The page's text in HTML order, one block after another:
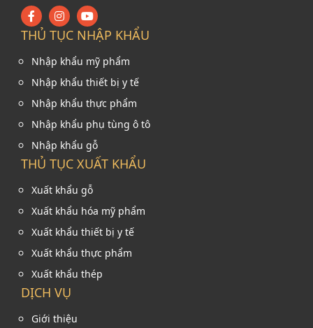
THỦ TỤC NHẬP KHẨU
Nhập khẩu mỹ phẩm
Nhập khẩu thiết bị y tế
Nhập khẩu thực phẩm
Nhập khẩu phụ tùng ô tô
Nhập khẩu gỗ
THỦ TỤC XUẤT KHẨU
Xuất khẩu gỗ
Xuất khẩu hóa mỹ phẩm
Xuất khẩu thiết bị y tế
Xuất khẩu thực phẩm
Xuất khẩu thép
DỊCH VỤ
Giới thiệu